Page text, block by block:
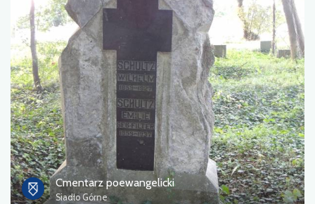
Cmentarz poewangelicki
Siadło Górne